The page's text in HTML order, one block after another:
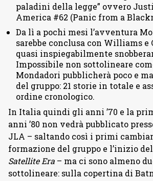
paladini della legge” ovvero
America #62 (Panic from a
Da lì a pochi mesi l’avventura
sarebbe conclusa con Williams e
quasi inspiegabilmente
Impossibile non sottolineare
Mondadori pubblicherà poco e
del gruppo: 21 storie in totale e
ordine cronologico.
In Italia quindi gli anni ’70 e la
anni ’80 non vedrà pubblicato
JLA – saltando così i primi
formazione del gruppo e l’inizio
Satellite Era – ma ci sono almeno
sottolineare: sulla copertina di